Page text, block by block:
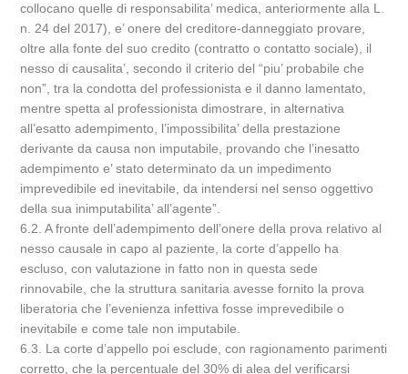
collocano quelle di responsabilita’ medica, anteriormente alla L.
n. 24 del 2017), e’ onere del creditore-danneggiato provare,
oltre alla fonte del suo credito (contratto o contatto sociale), il
nesso di causalita’, secondo il criterio del “piu’ probabile che
non”, tra la condotta del professionista e il danno lamentato,
mentre spetta al professionista dimostrare, in alternativa
all’esatto adempimento, l’impossibilita’ della prestazione
derivante da causa non imputabile, provando che l’inesatto
adempimento e’ stato determinato da un impedimento
imprevedibile ed inevitabile, da intendersi nel senso oggettivo
della sua inimputabilita’ all’agente”.
6.2. A fronte dell’adempimento dell’onere della prova relativo al
nesso causale in capo al paziente, la corte d’appello ha
escluso, con valutazione in fatto non in questa sede
rinnovabile, che la struttura sanitaria avesse fornito la prova
liberatoria che l’evenienza infettiva fosse imprevedibile o
inevitabile e come tale non imputabile.
6.3. La corte d’appello poi esclude, con ragionamento parimenti
corretto, che la percentuale del 30% di alea del verificarsi